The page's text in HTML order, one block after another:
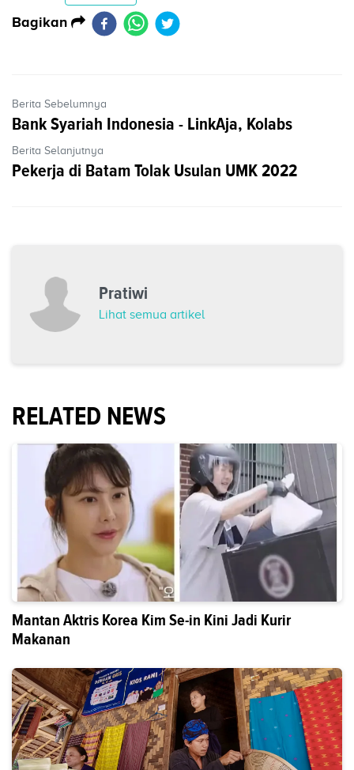
Bagikan
Berita Sebelumnya
Bank Syariah Indonesia - LinkAja, Kolabs
Berita Selanjutnya
Pekerja di Batam Tolak Usulan UMK 2022
Pratiwi
Lihat semua artikel
RELATED NEWS
Mantan Aktris Korea Kim Se-in Kini Jadi Kurir
Makanan